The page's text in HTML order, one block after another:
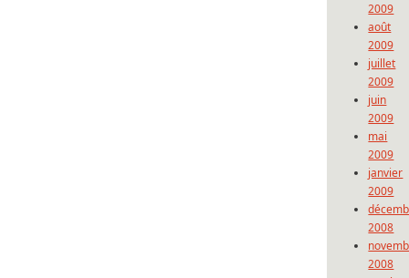
2009
août
2009
juillet
2009
juin
2009
mai
2009
janvier
2009
2008
2008